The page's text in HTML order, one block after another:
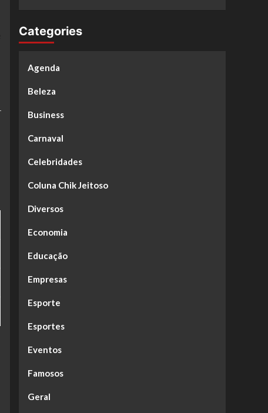
Categories
Agenda
Beleza
Business
Carnaval
Celebridades
Coluna Chik Jeitoso
Diversos
Economia
Educação
Empresas
Esporte
Esportes
Eventos
Famosos
Geral